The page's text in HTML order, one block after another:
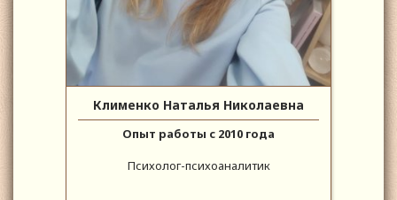
Клименко Наталья Николаевна
Опыт работы с 2010 года
Психолог-психоаналитик